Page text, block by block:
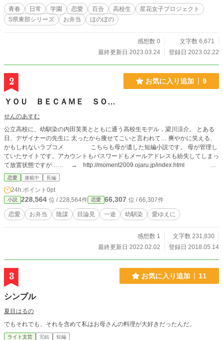
青春 日常 学園 恋愛 百合 高校生
星花女子プロジェクト
S県東部シリーズ
お弁当 ほのぼの
感想数 0
文字数 6,671
最終更新日 2023.03.24
登録日 2023.02.22
2 お気に入り追加 9
ＹＯＵ ＢＥＣＡＭＥ ＳＯ…
せんのあすむ
公立高校に、幼馴染の内田芙美とともに通う高校生モデル，梁川涼介。 とある
日、デザイナーの先生に 太ったから痩せてこいと言われて… 爽やかに笑える、
かもしれないラブコメ こちらも母が遺した短編小説です。 母が管理し
ていたサイトです。アカウントもパスワードもメールアドレスも紛失してしまっ
て放置状態ですが…… → http://moment2009.ojaru.jp/index.html
5/26追記：母が亡くなって未完のままでしたが、せっかくなので私が完結にチャ
レンジすることにしました。 大失敗の予感しかしませんが、何事もチャレンジ
だと思います。
恋愛 連載中 長編
24h.ポイント 0pt
小説 228,564 位 / 228,564件 恋愛 66,307 位 / 66,307件
恋愛 お弁当 陰謀 目論見 一途 幼馴染 愛ゆえに
感想数 1
文字数 231,830
最終更新日 2022.02.02
登録日 2018.05.14
3 お気に入り追加 11
シンプル
夏目はるの
でもそれでも、それを含めて私はお母さんの料理が大好きだったんだ。
ライト文芸 完結 短編